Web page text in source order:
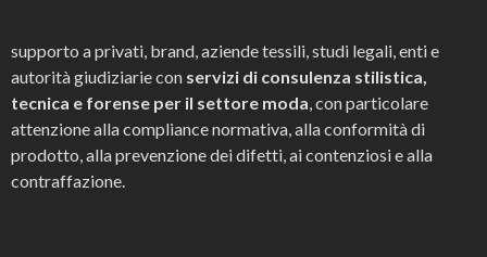
supporto a privati, brand, aziende tessili, studi legali, enti e
autorità giudiziarie con servizi di consulenza stilistica,
tecnica e forense per il settore moda , con particolare
attenzione alla compliance normativa, alla conformità di
prodotto, alla prevenzione dei difetti, ai contenziosi e alla
contraffazione.